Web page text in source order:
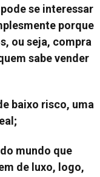
se interessar
porque
ou seja, compra
sabe vender
baixo risco, uma
mundo que
de luxo, logo,